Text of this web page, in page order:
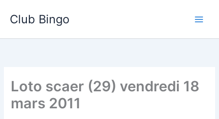
Club Bingo
Loto scaer (29) vendredi 18
mars 2011